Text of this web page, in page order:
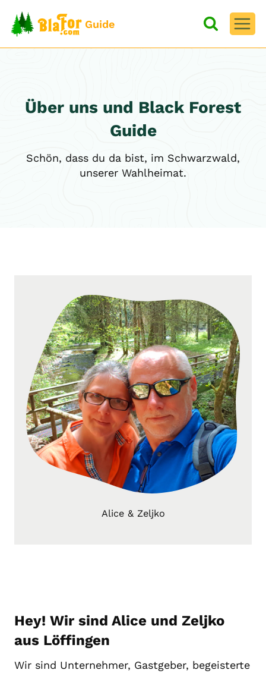
Inhalt
springen
Guide
Über uns und Black Forest
Guide
Schön, dass du da bist, im Schwarzwald,
unserer Wahlheimat.
Alice & Zeljko
Hey! Wir sind Alice und Zeljko
aus Löffingen
Wir sind Unternehmer, Gastgeber, begeisterte